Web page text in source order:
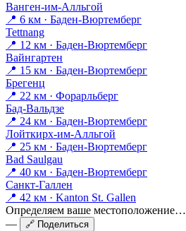
Ванген-им-Алльгой
📍 6 км · Баден-Вюртемберг
Tettnang
📍 12 км · Баден-Вюртемберг
Вайнгартен
📍 15 км · Баден-Вюртемберг
Брегенц
📍 22 км · Форарльберг
Бад-Вальдзе
📍 24 км · Баден-Вюртемберг
Лойткирх-им-Алльгой
📍 25 км · Баден-Вюртемберг
Bad Saulgau
📍 40 км · Баден-Вюртемберг
Санкт-Галлен
📍 42 км · Kanton St. Gallen
Определяем ваше местоположение…
—
🔗 Поделиться